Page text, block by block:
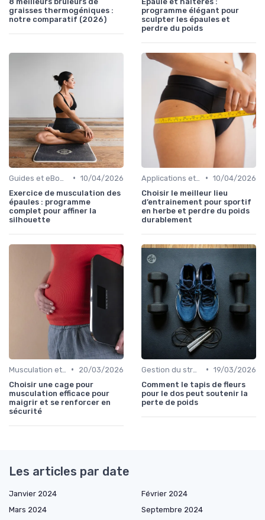
graisses thermogéniques :
notre comparatif (2026)
programme élégant pour
sculpter les épaules et
perdre du poids
• 10/04/2026
Exercice de musculation des
épaules : programme
complet pour affiner la
silhouette
• 10/04/2026
Choisir le meilleur lieu
d’entrainement pour sportif
en herbe et perdre du poids
durablement
•
20/03/2026
Choisir une cage pour
musculation efficace pour
maigrir et se renforcer en
sécurité
• 19/03/2026
Comment le tapis de fleurs
pour le dos peut soutenir la
perte de poids
Les articles par date
Janvier 2024
Février 2024
Mars 2024
Septembre 2024